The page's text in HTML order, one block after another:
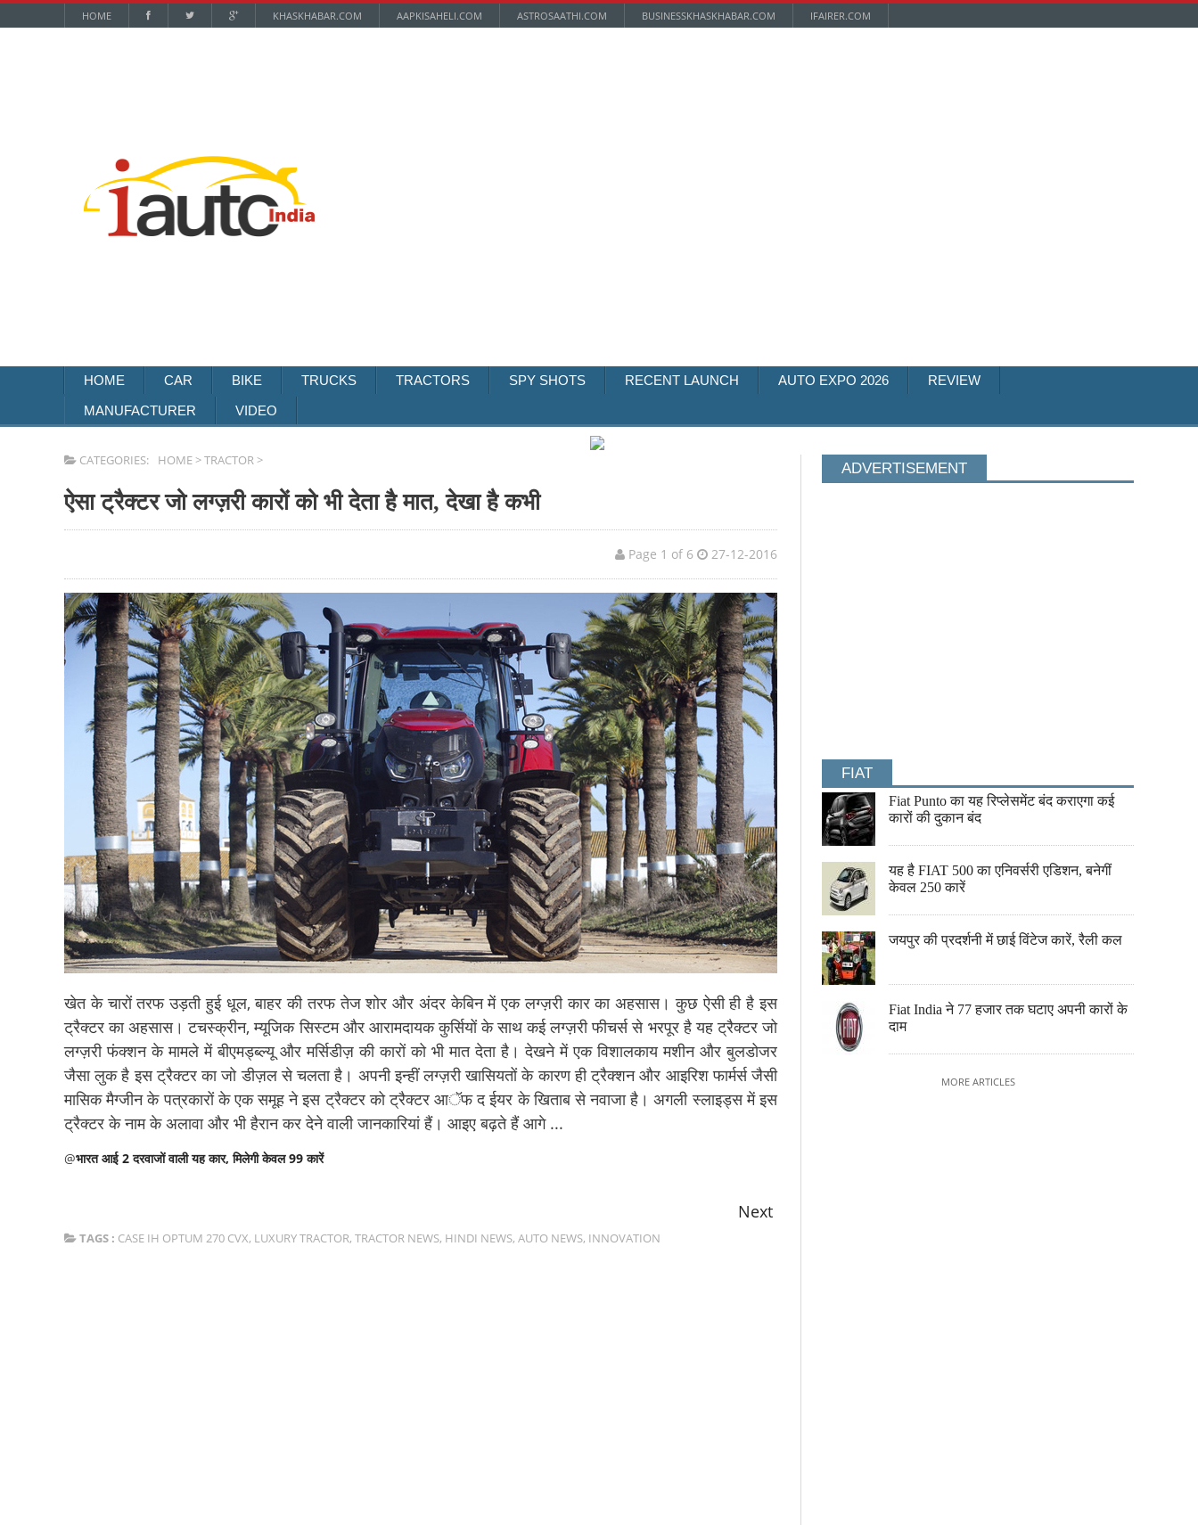
HOME KHASKHABAR.COM AAPKISAHELI.COM ASTROSAATHI.COM BUSINESSKHASKHABAR.COM IFAIRER.COM
HOME CAR BIKE TRUCKS TRACTORS SPY SHOTS RECENT LAUNCH AUTO EXPO 2026
REVIEW
MANUFACTURER
VIDEO
CATEGORIES: HOME>TRACTOR>
ऐसा ट्रैक्टर जो लग्ज़री कारों को भी देता है मात, देखा है कभी
Page 1 of 6 27-12-2016
खेत के चारों तरफ उड़ती हुई धूल, बाहर की तरफ तेज शोर और अंदर केबिन में एक लग्ज़री कार का अहसास। कुछ ऐसी ही है इस
ट्रैक्टर का अहसास। टचस्क्रीन, म्यूजिक सिस्टम और आरामदायक कुर्सियों के साथ कई लग्ज़री फीचर्स से भरपूर है यह ट्रैक्टर जो
लग्ज़री फंक्शन के मामले में बीएमड्ब्ल्यू और मर्सिडीज़ की कारों को भी मात देता है। देखने में एक विशालकाय मशीन और बुलडोजर
जैसा लुक है इस ट्रैक्टर का जो डीज़ल से चलता है। अपनी इन्हीं लग्ज़री खासियतों के कारण ही ट्रैक्शन और आइरिश फार्मर्स जैसी
मासिक मैग्जीन के पत्रकारों के एक समूह ने इस ट्रैक्टर को ट्रैक्टर आॅफ द ईयर के खिताब से नवाजा है। अगली स्लाइड्स में इस
ट्रैक्टर के नाम के अलावा और भी हैरान कर देने वाली जानकारियां हैं। आइए बढ़ते हैं आगे ...
@भारत आई 2 दरवाजों वाली यह कार, मिलेगी केवल 99 कारें
Next
TAGS : CASE IH OPTUM 270 CVX, LUXURY TRACTOR, TRACTOR NEWS, HINDI NEWS, AUTO NEWS, INNOVATION
ADVERTISEMENT
FIAT
Fiat Punto का यह रिप्लेसमेंट बंद कराएगा कई
कारों की दुकान बंद
यह है FIAT 500 का एनिवर्सरी एडिशन, बनेगीं
केवल 250 कारें
जयपुर की प्रदर्शनी में छाई विंटेज कारें, रैली कल
Fiat India ने 77 हजार तक घटाए अपनी कारों के
दाम
MORE ARTICLES